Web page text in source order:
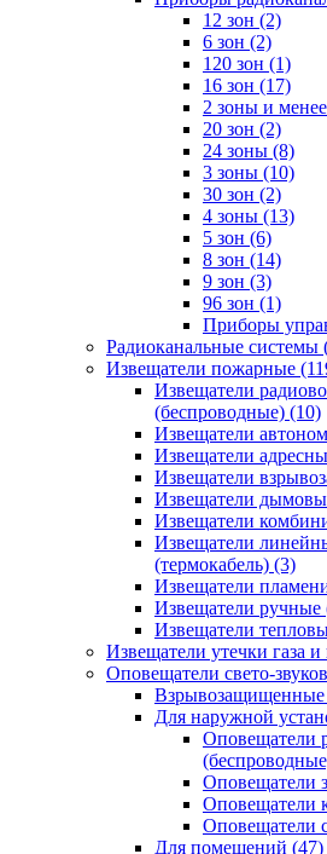
12 зон (2)
6 зон (2)
120 зон (1)
16 зон (17)
2 зоны и менее
20 зон (2)
24 зоны (8)
3 зоны (10)
30 зон (2)
4 зоны (13)
5 зон (6)
8 зон (14)
9 зон (3)
96 зон (1)
Приборы
Радиоканальные системы
Извещатели пожарные
Извещатели
(беспроводные) (10)
Извещатели
Извещатели
Извещатели
Извещатели
Извещатели
Извещатели
(термокабель) (3)
Извещатели
Извещатели ручные
Извещатели
Извещатели утечки газа
Оповещатели свето-
Взрывозащищенные
Для наружной
Оповещатели
Оповещатели
Оповещатели
Оповещатели
Для помещений (47)